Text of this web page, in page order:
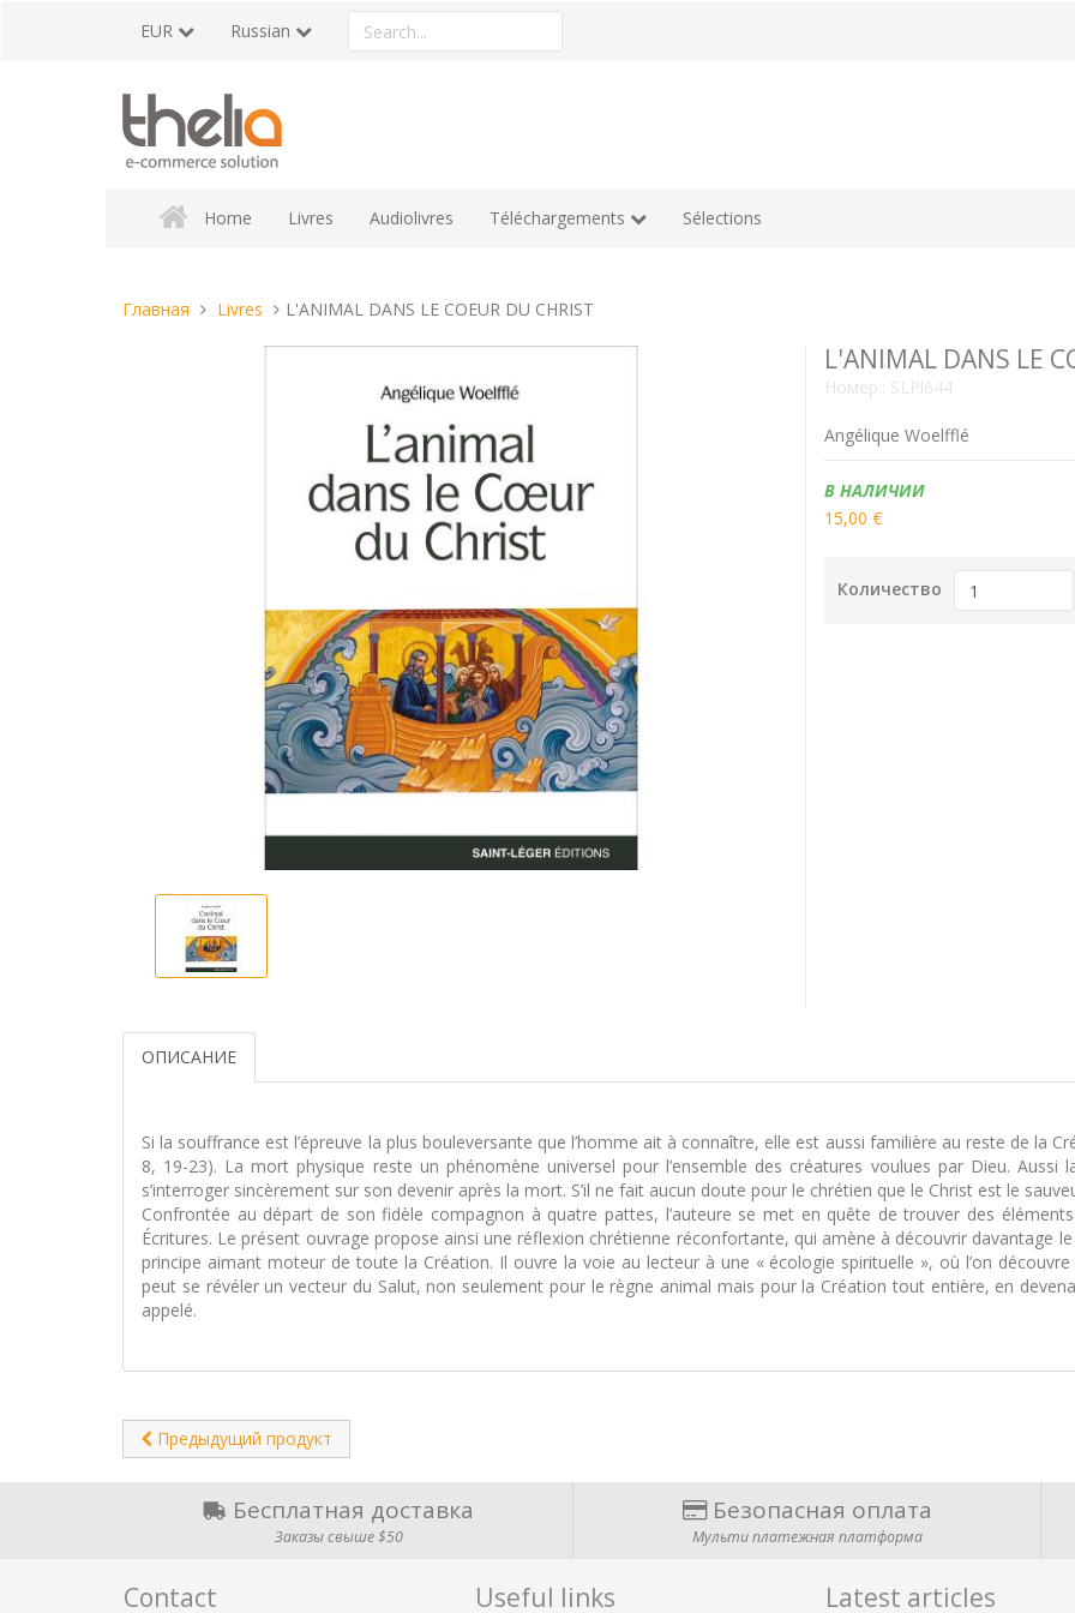
EUR Russian
Search
a
Home Livres Audiolivres Téléchargements Sélections
Вы
Главная Livres L'ANIMAL DANS LE COEUR DU CHRIST
L'ANIMAL DANS LE
Номер.: SLPl644
Angélique Woelfflé
Наличие:
В НАЛИЧИИ
15,00 €
Количество
ОПИСАНИЕ
Si la souffrance est l’épreuve la plus bouleversante que l’homme ait à connaître, elle est aussi familière au reste de la
8, 19-23). La mort physique reste un phénomène universel pour l’ensemble des créatures voulues par Dieu. Aussi
s’interroger sincèrement sur son devenir après la mort. S’il ne fait aucun doute pour le chrétien que le Christ est le
Confrontée au départ de son fidèle compagnon à quatre pattes, l’auteure se met en quête de trouver des
Écritures. Le présent ouvrage propose ainsi une réflexion chrétienne réconfortante, qui amène à découvrir davantage
principe aimant moteur de toute la Création. Il ouvre la voie au lecteur à une « écologie spirituelle », où l’on
peut se révéler un vecteur du Salut, non seulement pour le règne animal mais pour la Création tout entière, en
appelé.
Предыдущий продукт
Бесплатная доставка
Заказы свыше $50
Безопасная оплата
Мульти платежная платформа
Contact Useful links Latest articles